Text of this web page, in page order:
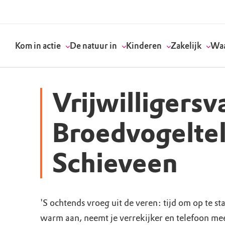
Kom in actie
Doneer
Word lid
Word vrijwilliger
Werken bij
De natuur in
Routes
Agenda
Natuurgebieden
Bezoekerscentra
Kinderen
Kinderactiviteiten
Speelnatuur
Verjaardagsfeestjes
Speeltips
Zakelijk
Geef een
Strategisch
Vergaderen in de
Onze partners &
Onze visie
Standpunten
Actuele thema's
Wat wij doen
Schieveen
'S ochtends vroeg uit de veren: tijd om op te
warm aan, neemt je verrekijker en telefoon